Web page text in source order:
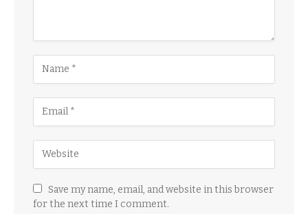
Save my name, email, and website in this browser
for the next time I comment.